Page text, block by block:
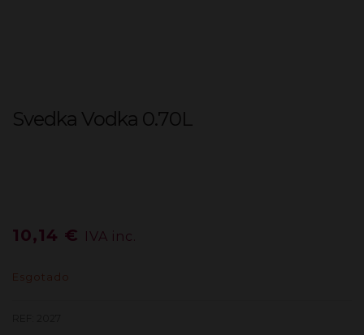
Svedka Vodka 0.70L
10,14 € IVA inc.
Esgotado